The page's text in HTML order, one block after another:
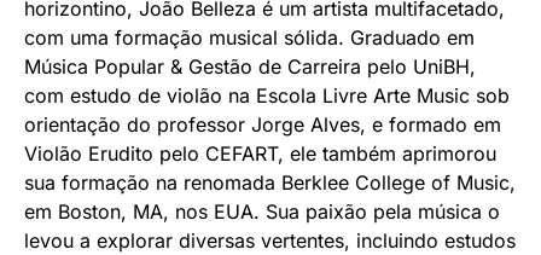
horizontino, João Belleza é um artista multifacetado,
com uma formação musical sólida. Graduado em
Música Popular & Gestão de Carreira pelo UniBH,
com estudo de violão na Escola Livre Arte Music sob
orientação do professor Jorge Alves, e formado em
Violão Erudito pelo CEFART, ele também aprimorou
sua formação na renomada Berklee College of Music,
em Boston, MA, nos EUA. Sua paixão pela música o
levou a explorar diversas vertentes, incluindo estudos